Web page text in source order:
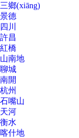
三鄉(xiāng)
景德
四川
許昌
紅橋
山南地
聊城
南開
杭州
石嘴山
天河
衡水
喀什地